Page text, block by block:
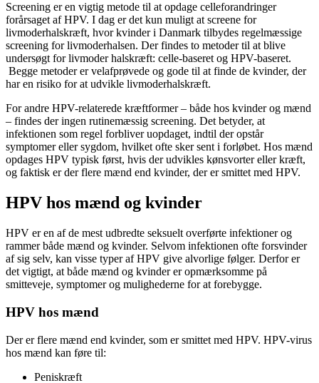
Screening er en vigtig metode til at opdage celleforandringer
forårsaget af HPV. I dag er det kun muligt at screene for
livmoderhalskræft, hvor kvinder i Danmark tilbydes regelmæssige
screening for livmoderhalsen. Der findes to metoder til at blive
undersøgt for livmoder halskræft: celle-baseret og HPV-baseret.
Begge metoder er velafprøvede og gode til at finde de kvinder, der
har en risiko for at udvikle livmoderhalskræft.
For andre HPV-relaterede kræftformer – både hos kvinder og mænd
– findes der ingen rutinemæssig screening. Det betyder, at
infektionen som regel forbliver uopdaget, indtil der opstår
symptomer eller sygdom, hvilket ofte sker sent i forløbet. Hos mænd
opdages HPV typisk først, hvis der udvikles kønsvorter eller kræft,
og faktisk er der flere mænd end kvinder, der er smittet med HPV.
HPV hos mænd og kvinder
HPV er en af de mest udbredte seksuelt overførte infektioner og
rammer både mænd og kvinder. Selvom infektionen ofte forsvinder
af sig selv, kan visse typer af HPV give alvorlige følger. Derfor er
det vigtigt, at både mænd og kvinder er opmærksomme på
smitteveje, symptomer og mulighederne for at forebygge.
HPV hos mænd
Der er flere mænd end kvinder, som er smittet med HPV. HPV-virus
hos mænd kan føre til:
Peniskræft